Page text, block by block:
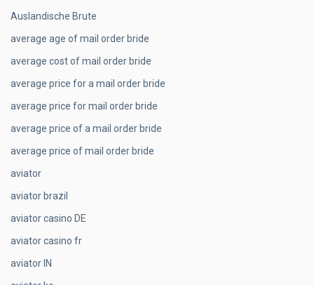
Auslandische Brute
average age of mail order bride
average cost of mail order bride
average price for a mail order bride
average price for mail order bride
average price of a mail order bride
average price of mail order bride
aviator
aviator brazil
aviator casino DE
aviator casino fr
aviator IN